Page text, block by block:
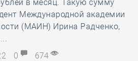
в месяц. Такую сумму
Международной академии
(МАИН) Ирина Радченко,
0 674